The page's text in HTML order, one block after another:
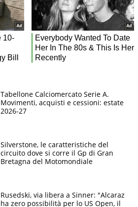
Tabellone Calciomercato Serie A.
Movimenti, acquisti e cessioni: estate
2026-27
Silverstone, le caratteristiche del
circuito dove si corre il Gp di Gran
Bretagna del Motomondiale
Rusedski, via libera a Sinner: "Alcaraz
ha zero possibilità per lo US Open, il